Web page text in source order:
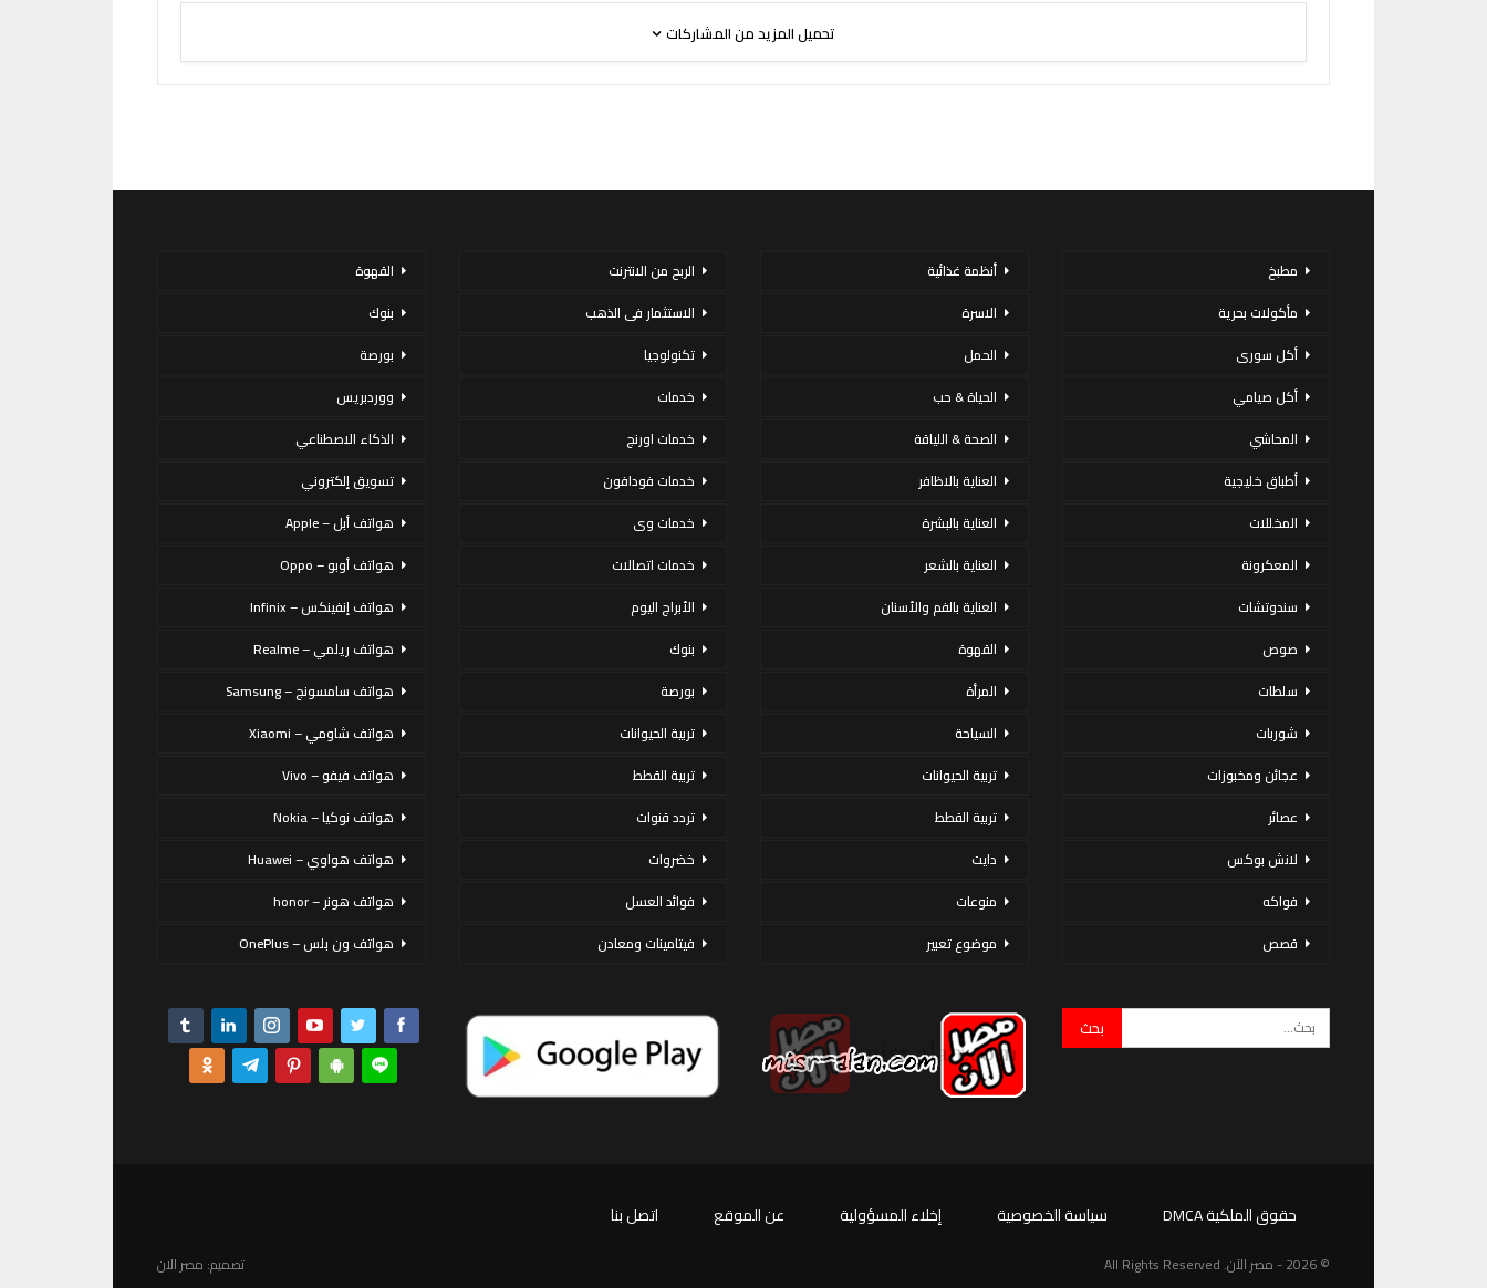
تحميل المزيد من المشاركات
مطبخ
مأكولات بحرية
أكل سورى
أكل صيامي
المحاشي
أطباق خليجية
المخللات
المعكرونة
سندوتشات
صوص
سلطات
شوربات
عجائن ومخبوزات
عصائر
لانش بوكس
فواكه
قصص
أنظمة غذائية
الاسرة
الحمل
الحياة & حب
الصحة & اللياقة
العناية بالاظافر
العناية بالبشرة
العناية بالشعر
العناية بالفم والأسنان
القهوة
المرأة
السياحة
تربية الحيوانات
تربية القطط
دايت
منوعات
موضوع تعبير
الربح من الانترنت
الاستثمار فى الذهب
تكنولوجيا
خدمات
خدمات اورنج
خدمات فودافون
خدمات وى
خدمات اتصالات
الأبراج اليوم
بنوك
بورصة
تربية الحيوانات
تربية القطط
تردد قنوات
خضروات
فوائد العسل
فيتامينات ومعادن
القهوة
بنوك
بورصة
ووردبريس
الذكاء الاصطناعي
تسويق إلكتروني
هواتف أبل – Apple
هواتف أوبو – Oppo
هواتف إنفينكس – Infinix
هواتف ريلمي – Realme
هواتف سامسونج – Samsung
هواتف شاومي – Xiaomi
هواتف فيفو – Vivo
هواتف نوكيا – Nokia
هواتف هواوي – Huawei
هواتف هونر – honor
هواتف ون بلس – OnePlus
حقوق الملكية DMCA سياسة الخصوصية إخلاء المسؤولية عن الموقع اتصل بنا
© 2026 - مصر الآن. All Rights Reserved تصميم: مصر الان